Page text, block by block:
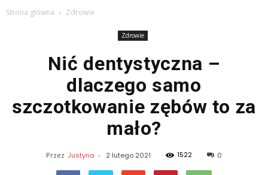
Strona główna Zdrowie
Zdrowie
Nić dentystyczna –
dlaczego samo
szczotkowanie zębów to za
mało?
Przez Justyna - 2 lutego 2021 1522 0